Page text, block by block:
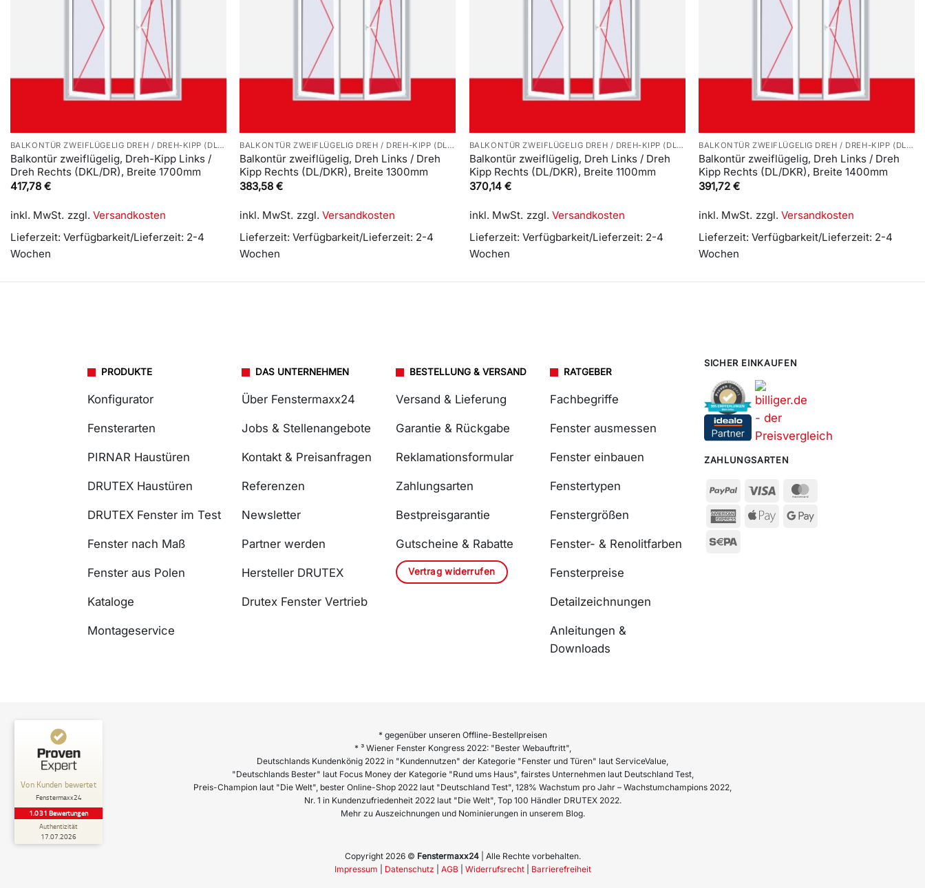
BALKONTÜR ZWEIFLÜGELIG DREH / DREH-KIPP (DL/DKR)
Balkontür zweiflügelig, Dreh-Kipp Links /
Dreh Rechts (DKL/DR), Breite 1700mm
417,78 €
inkl. MwSt. zzgl. Versandkosten
Lieferzeit: Verfügbarkeit/Lieferzeit: 2-4
Wochen
BALKONTÜR ZWEIFLÜGELIG DREH / DREH-KIPP (DL/DKR)
Balkontür zweiflügelig, Dreh Links / Dreh
Kipp Rechts (DL/DKR), Breite 1300mm
383,58€
inkl. MwSt. zzgl.Versandkosten
Lieferzeit:Verfügbarkeit/Lieferzeit: 2-4
Wochen
BALKONTÜR ZWEIFLÜGELIG DREH / DREH-KIPP (DL/DKR)
Balkontür zweiflügelig, Dreh Links / Dreh
Kipp Rechts (DL/DKR), Breite 1100mm
370,14 €
inkl. MwSt. zzgl. Versandkosten
Lieferzeit: Verfügbarkeit/Lieferzeit: 2-4
Wochen
BALKONTÜR ZWEIFLÜGELIG DREH / DREH-KIPP (DL/DKR)
Balkontür zweiflügelig, Dreh Links / Dreh
Kipp Rechts (DL/DKR), Breite 1400mm
391,72€
inkl. MwSt. zzgl.Versandkosten
Lieferzeit:Verfügbarkeit/Lieferzeit: 2-4
Wochen
PRODUKTE
Konfigurator
Fensterarten
PIRNAR Haustüren
DRUTEX Haustüren
DRUTEX Fenster im Test
Fenster nach Maß
Fenster aus Polen
Kataloge
Montageservice
DAS UNTERNEHMEN
Über Fenstermaxx24
Jobs & Stellenangebote
Kontakt & Preisanfragen
Referenzen
Newsletter
Partner werden
Hersteller DRUTEX
Drutex Fenster Vertrieb
BESTELLUNG & VERSAND
Versand & Lieferung
Garantie & Rückgabe
Reklamationsformular
Zahlungsarten
Bestpreisgarantie
Gutscheine & Rabatte
Vertrag widerrufen
RATGEBER
Fachbegriffe
Fenster ausmessen
Fenster einbauen
Fenstertypen
Fenstergrößen
Fenster- & Renolitfarben
Fensterpreise
Detailzeichnungen
Anleitungen &
Downloads
SICHER EINKAUFEN
ZAHLUNGSARTEN
* gegenüber unseren Offline-Bestellpreisen
* ³ Wiener Fenster Kongress 2022: "Bester Webauftritt",
Deutschlands Kundenkönig 2022 in "Kundennutzen" der Kategorie "Fenster und Türen" laut ServiceValue,
"Deutschlands Bester" laut Focus Money der Kategorie "Rund ums Haus", fairstes Unternehmen laut Deutschland Test,
Preis-Champion laut "Die Welt", bester Online-Shop 2022 laut "Deutschland Test", 128% Wachstum pro Jahr – Wachstumchampions 2022,
Nr. 1 in Kundenzufriedenheit 2022 laut "Die Welt", Top 100 Händler DRUTEX 2022.
Mehr zu Auszeichnungen und Nominierungen in unserem Blog.
Copyright 2026 © Fenstermaxx24| Alle Rechte vorbehalten.
Impressum
Datenschutz AGB| Widerrufsrecht| Barrierefreiheit